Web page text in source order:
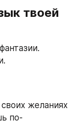
твоей
желаниях
по-